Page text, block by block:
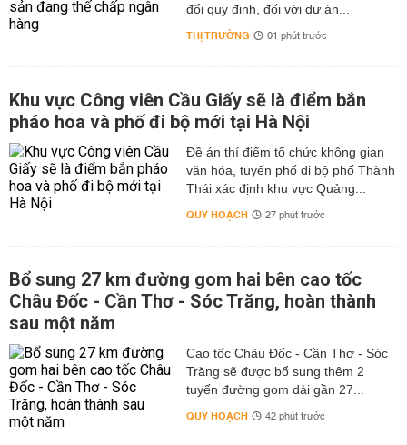
đổi quy định, đối với dự án...
THỊ TRƯỜNG 01 phút trước
Khu vực Công viên Cầu Giấy sẽ là điểm bắn
pháo hoa và phố đi bộ mới tại Hà Nội
Đề án thí điểm tổ chức không gian
văn hóa, tuyến phố đi bộ phố Thành
Thái xác định khu vực Quảng...
QUY HOẠCH 27 phút trước
Bổ sung 27 km đường gom hai bên cao tốc
Châu Đốc - Cần Thơ - Sóc Trăng, hoàn thành
sau một năm
Cao tốc Châu Đốc - Cần Thơ - Sóc
Trăng sẽ được bổ sung thêm 2
tuyến đường gom dài gần 27...
QUY HOẠCH 42 phút trước